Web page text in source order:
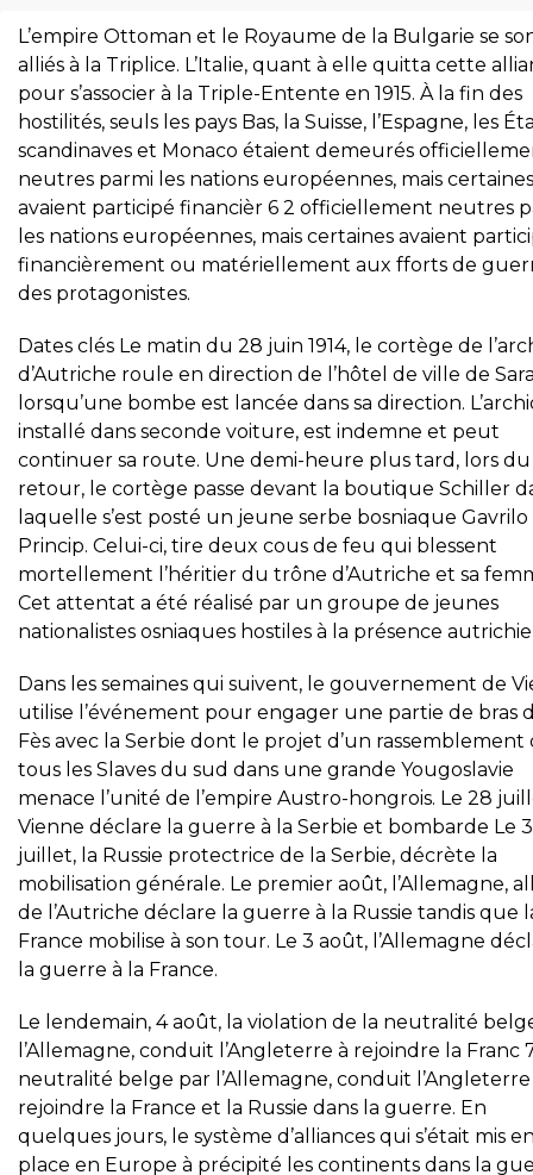
L’empire Ottoman et le Royaume de la Bulgarie se
alliés à la Triplice. L’Italie, quant à elle quitta cette
pour s’associer à la Triple-Entente en 1915. À la fin des
hostilités, seuls les pays Bas, la Suisse, l’Espagne, les
scandinaves et Monaco étaient demeurés
neutres parmi les nations européennes, mais certaines
avaient participé financièr 6 2 officiellement neutres
les nations européennes, mais certaines avaient
financièrement ou matériellement aux fforts de
des protagonistes.
Dates clés Le matin du 28 juin 1914, le cortège de
d’Autriche roule en direction de l’hôtel de ville de
lorsqu’une bombe est lancée dans sa direction.
installé dans seconde voiture, est indemne et peut
continuer sa route. Une demi-heure plus tard, lors du
retour, le cortège passe devant la boutique Schiller
laquelle s’est posté un jeune serbe bosniaque Gavrilo
Princip. Celui-ci, tire deux cous de feu qui blessent
mortellement l’héritier du trône d’Autriche et sa
Cet attentat a été réalisé par un groupe de jeunes
nationalistes osniaques hostiles à la présence
Dans les semaines qui suivent, le gouvernement de
utilise l’événement pour engager une partie de bras
Fès avec la Serbie dont le projet d’un rassemblement
tous les Slaves du sud dans une grande Yougoslavie
menace l’unité de l’empire Austro-hongrois. Le 28
Vienne déclare la guerre à la Serbie et bombarde Le
juillet, la Russie protectrice de la Serbie, décrète la
mobilisation générale. Le premier août, l’Allemagne,
de l’Autriche déclare la guerre à la Russie tandis que
France mobilise à son tour. Le 3 août, l’Allemagne
la guerre à la France.
Le lendemain, 4 août, la violation de la neutralité
l’Allemagne, conduit l’Angleterre à rejoindre la Franc
neutralité belge par l’Allemagne, conduit l’Angleterre
rejoindre la France et la Russie dans la guerre. En
quelques jours, le système d’alliances qui s’était mis
place en Europe à précipité les continents dans la